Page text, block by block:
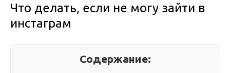
Что делать, если не могу зайти в
инстаграм
Содержание: